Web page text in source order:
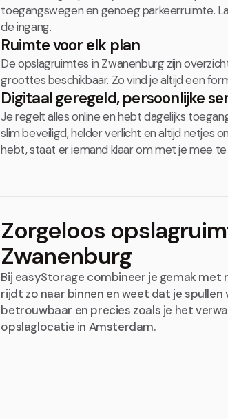
toegangswegen en genoeg parkeerruimte.
de ingang.
Ruimtevoor elk plan
De opslagruimtes in Zwanenburg zijn
groottes beschikbaar. Zo vind je altijd een
Digitaal geregeld, persoonlijke
Je regelt alles online en hebt dagelijks
slim beveiligd, helder verlicht en altijd netjes
hebt, staat er iemand klaar om met je mee te
Zorgeloos
Zwanenburg
Bij easyStorage combineer je gemak met
rijdt zo naar binnen en weet dat je spullen
betrouwbaar en precies zoals je het
opslaglocatie in Amsterdam.